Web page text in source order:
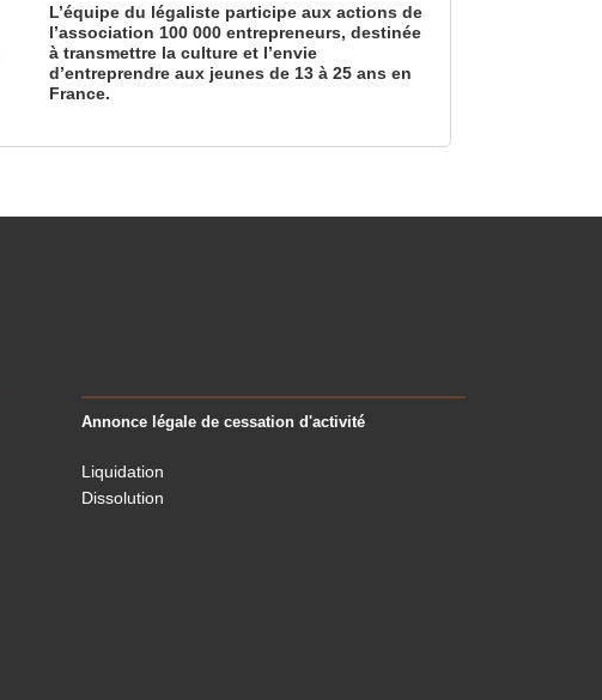
L’équipe du légaliste participe aux actions de
l’association 100 000 entrepreneurs, destinée
à transmettre la culture et l’envie
d’entreprendre aux jeunes de 13 à 25 ans en
France.
Annonce légale de cessation d'activité
Liquidation
Dissolution